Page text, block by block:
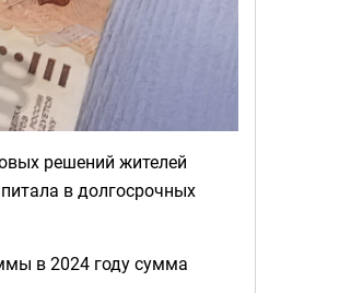
решений жителей
в долгосрочных
в 2024 году сумма